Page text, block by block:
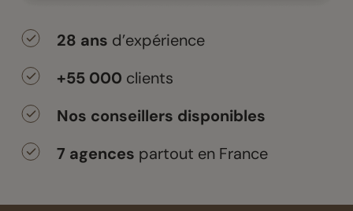
28 ans d’expérience
+55 000 clients
Nos conseillers disponibles
7 agences partout en France